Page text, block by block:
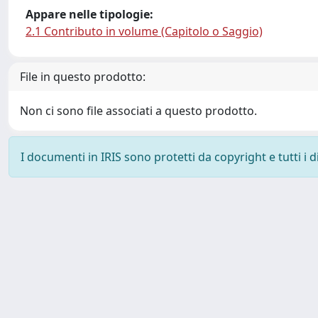
Appare nelle tipologie:
2.1 Contributo in volume (Capitolo o Saggio)
File in questo prodotto:
Non ci sono file associati a questo prodotto.
I documenti in IRIS sono protetti da copyright e tutti i